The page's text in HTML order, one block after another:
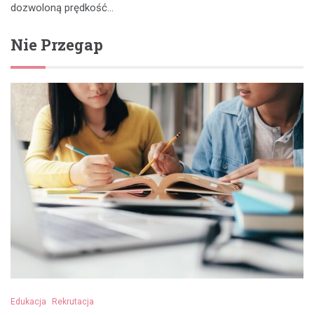
dozwoloną prędkość…
Nie Przegap
Edukacja Rekrutacja